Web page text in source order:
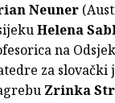
Neuner
Helena
na
za
Zrinka